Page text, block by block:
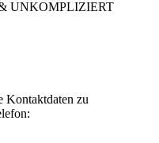
UNKOMPLIZIERT
Kontaktdaten zu